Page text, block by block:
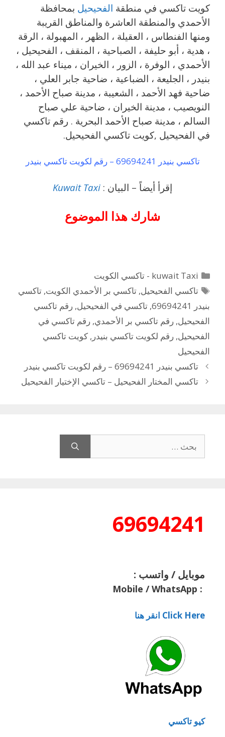
كويت تاكسي في منطقة الفحيحيل بمحافظة
الأحمدي والمنطقة العاشرة والمناطق القريبة
‎ومنها الفنطاس ، العقيلة ، الظهر ، المهبولة ، الرقة
، هدية ، أبو حليفة ، الصباحية ، المنقف ، الفحيحيل ،
الأحمدي ، الوفرة ، الزور ، الخيران ، ميناء عبد الله ،
بنيدر ، الجليعة ، الضباعية ، ضاحية جابر العلي ،
ضاحية فهد الأحمد ، الشعيبة ، مدينة صباح الأحمد ،
النويصيب ، مدينة الخيران ، ضاحية علي صباح
السالم ، مدينة صباح الأحمد البحرية . رقم تاكسي
في الفحيحيل ,كويت تاكسي الفحيحيل.
تاكسي بنيدر 69694241 – رقم لكويت تاكسي بنيدر
إقرأ أيضاً – البيان : Kuwait Taxi
شارك هذا الموضوع
التصنيفات
kuwait Taxi - تاكسي الكويت
الوسوم
تاكسي الفحيحيل,تاكسي بر الأحمدي الكويت,تاكسي
بنيدر 69694241
, تاكسي في الفحيحيل, رقم تاكسي
الفحيحيل, رقم تاكسي بر الأحمدي, رقم تاكسي في
الفحيحيل, رقم لكويت تاكسي بنيدر , كويت تاكسي
الفحيحيل
تاكسي بنيدر 69694241 – رقم لكويت تاكسي بنيدر
تاكسي المختار الفحيحيل – تاكسي الإختيار الفحيحيل
عن:
69694241
موبايل / واتسب :
:
Mobile / WhatsApp
Click Here انقر هنا
كيو تاكسي